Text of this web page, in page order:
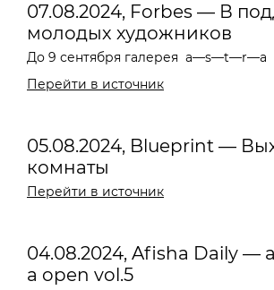
07.08.2024, Forbes — В
молодых художников
До 9 сентября галерея a—s—t—r—a
Перейти в источник
05.08.2024, Blueprint —
комнаты
Перейти в источник
04.08.2024, Afisha Daily
a open vol.5